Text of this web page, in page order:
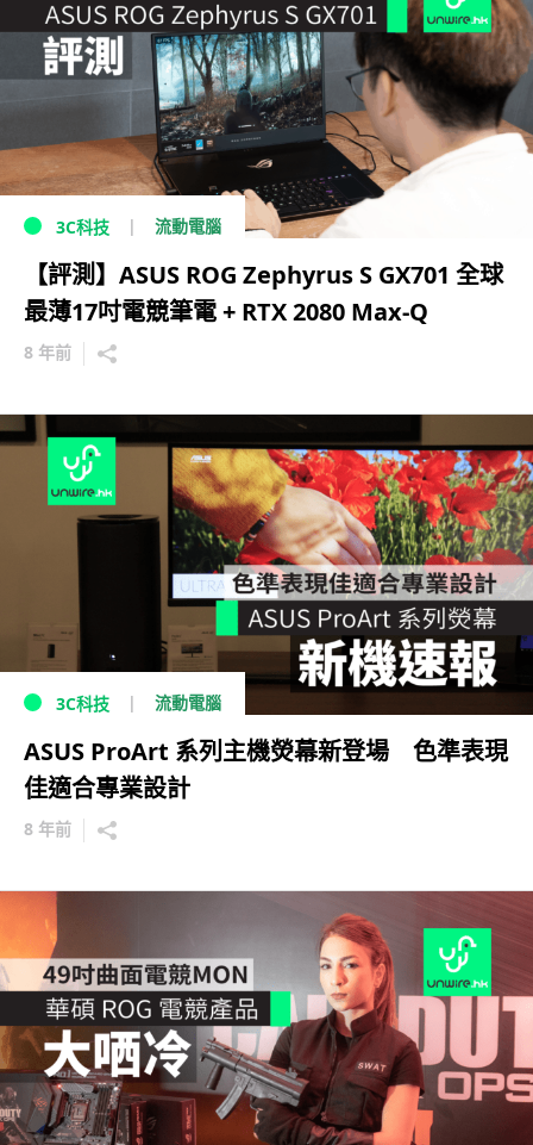
3C科技 流動電腦
【評測】ASUS ROG Zephyrus S GX701 全球
最薄17吋電競筆電 + RTX 2080 Max-Q
8 年前
3C科技 流動電腦
ASUS ProArt 系列主機熒幕新登場 色準表現
佳適合專業設計
8 年前